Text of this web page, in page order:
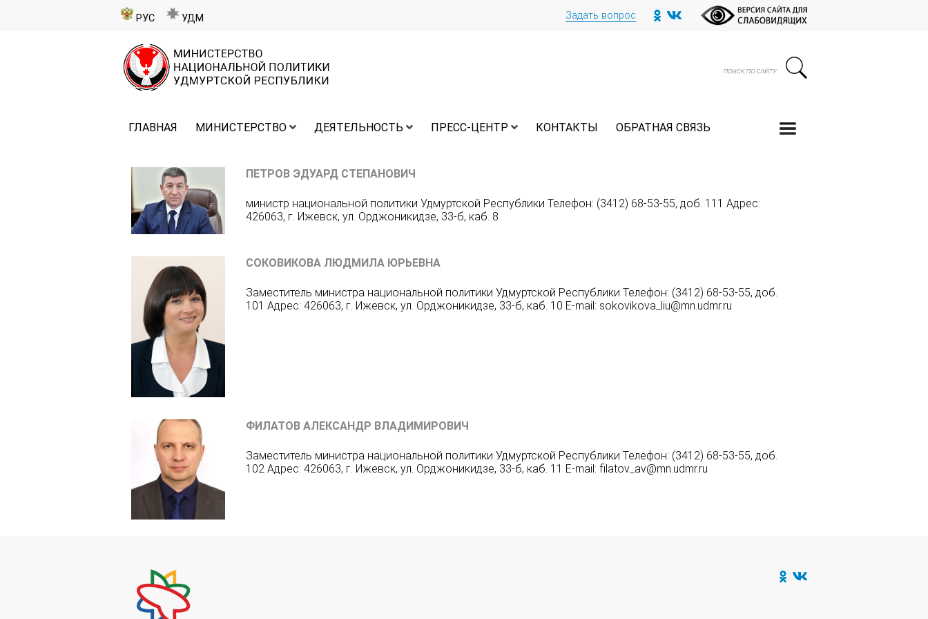
РУС УДМ Задать вопрос
ГЛАВНАЯ МИНИСТЕРСТВО ДЕЯТЕЛЬНОСТЬ ПРЕСС-ЦЕНТР КОНТАКТЫ ОБРАТНАЯ СВЯЗЬ
ПЕТРОВ ЭДУАРД СТЕПАНОВИЧ
министр национальной политики Удмуртской Республики Телефон: (3412) 68-53-55, доб. 111 Адрес:
426063, г. Ижевск, ул. Орджоникидзе, 33-б, каб. 8
СОКОВИКОВА ЛЮДМИЛА ЮРЬЕВНА
Заместитель министра национальной политики Удмуртской Республики Телефон: (3412) 68-53-55, доб.
101 Адрес: 426063, г. Ижевск, ул. Орджоникидзе, 33-б, каб. 10 E-mail: sokovikova_liu@mn.udmr.ru
ФИЛАТОВ АЛЕКСАНДР ВЛАДИМИРОВИЧ
Заместитель министра национальной политики Удмуртской Республики Телефон: (3412) 68-53-55, доб.
102 Адрес: 426063, г. Ижевск, ул. Орджоникидзе, 33-б, каб. 11 E-mail: filatov_av@mn.udmr.ru